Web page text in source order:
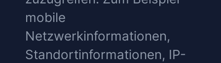
mobile
Netzwerkinformationen,
Standortinformationen, IP-